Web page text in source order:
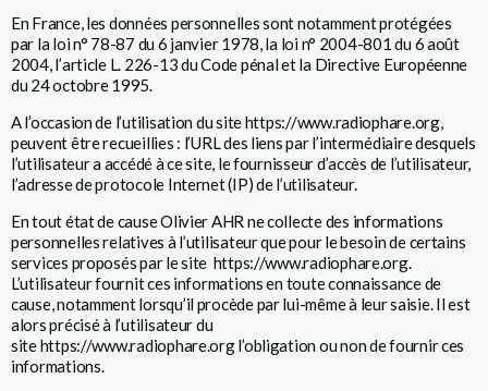
En France, les données personnelles sont notamment protégées
par la loi n° 78-87 du 6 janvier 1978, la loi n° 2004-801 du 6 août
2004, l’article L. 226-13 du Code pénal et la Directive Européenne
du 24 octobre 1995.
A l’occasion de l’utilisation du sitehttps://www.radiophare.org,
peuvent être recueillies : l’URL des liens par l’intermédiaire desquels
l’utilisateur a accédé à ce site, le fournisseur d’accès de l’utilisateur,
l’adresse de protocole Internet (IP) de l’utilisateur.
En tout état de cause Olivier AHR ne collecte des informations
personnelles relatives à l’utilisateur que pour le besoin de certains
services proposés par le site https://www.radiophare.org.
L’utilisateur fournit ces informations en toute connaissance de
cause, notamment lorsqu’il procède par lui-même à leur saisie. Il est
alors précisé à l’utilisateur du
sitehttps://www.radiophare.orgl’obligation ou non de fournir ces
informations.